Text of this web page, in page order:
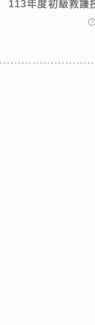
113年度初級救護